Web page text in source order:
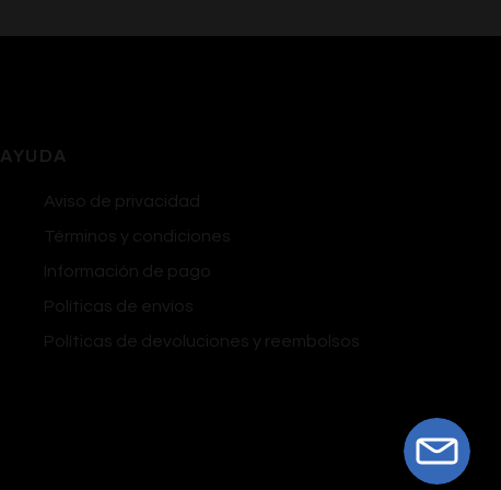
AYUDA
Aviso de privacidad
Términos y condiciones
Información de pago
Políticas de envíos
Políticas de devoluciones y reembolsos